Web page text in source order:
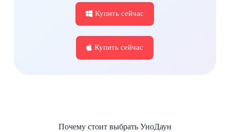
Купить сейчас
Купить сейчас
Почему стоит выбрать УноДаун